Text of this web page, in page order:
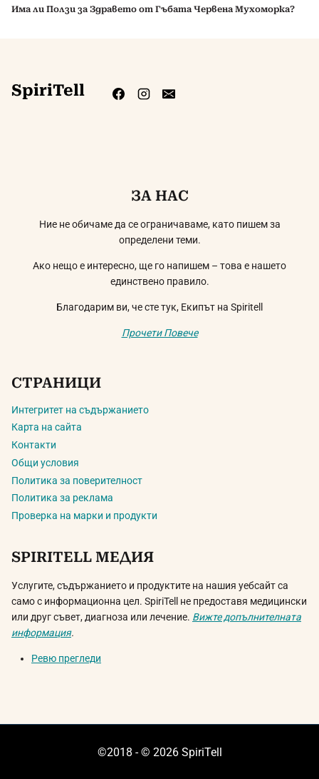
Има ли Ползи за Здравето от Гъбата Червена Мухоморка?
SpiriTell
ЗА НАС
Ние не обичаме да се ограничаваме, като пишем за
определени теми.
Ако нещо е интересно, ще го напишем – това е нашето
единствено правило.
Благодарим ви, че сте тук, Екипът на Spiritell
Прочети Повече
СТРАНИЦИ
Интегритет на съдържанието
Карта на сайта
Контакти
Общи условия
Политика за поверителност
Политика за реклама
Проверка на марки и продукти
SPIRITELL МЕДИЯ
Услугите, съдържанието и продуктите на нашия уебсайт са
само с информационна цел. SpiriTell не предоставя медицински
или друг съвет, диагноза или лечение. Вижте допълнителната
информация.
Ревю прегледи
©2018 - © 2026 SpiriTell